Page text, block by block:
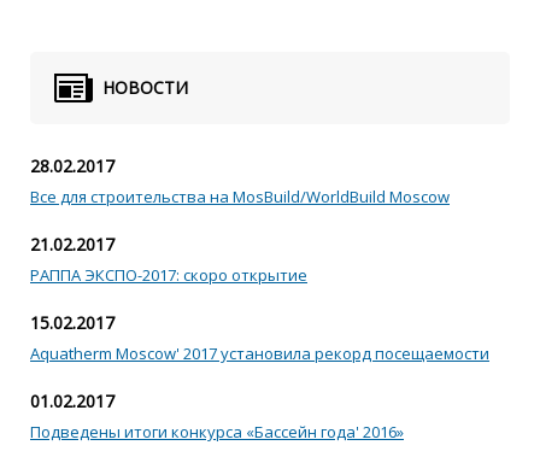
НОВОСТИ
28.02.2017
Все для строительства на MosBuild/WorldBuild Moscow
21.02.2017
РАППА ЭКСПО-2017: скоро открытие
15.02.2017
Aquatherm Moscow' 2017 установила рекорд посещаемости
01.02.2017
Подведены итоги конкурса «Бассейн года' 2016»